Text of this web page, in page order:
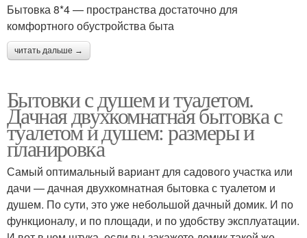
Бытовка 8*4 — пространства достаточно для
комфортного обустройства быта
читать дальше →
Бытовки с душем и туалетом.
Дачная двухкомнатная бытовка с
туалетом и душем: размеры и
планировка
Самый оптимальный вариант для садового участка или
дачи — дачная двухкомнатная бытовка с туалетом и
душем. По сути, это уже небольшой дачный домик. И по
функционалу, и по площади, и по удобству эксплуатации.